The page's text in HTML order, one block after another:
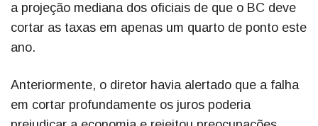
a projeção mediana dos oficiais de que o BC deve
cortar as taxas em apenas um quarto de ponto este
ano.
Anteriormente, o diretor havia alertado que a falha
em cortar profundamente os juros poderia